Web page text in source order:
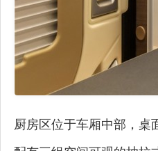
厨房区位于车厢中部，